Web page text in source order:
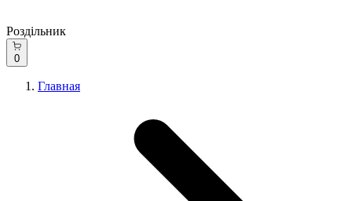
Роздільник
0
Главная